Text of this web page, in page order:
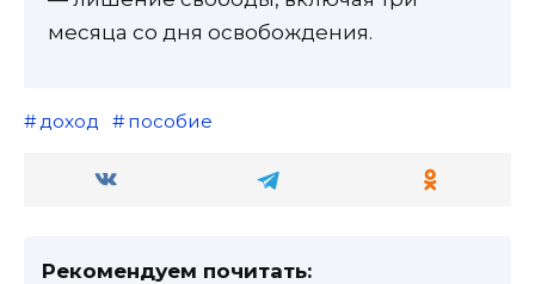
месяца со дня освобождения.
доход пособие
Рекомендуем почитать: